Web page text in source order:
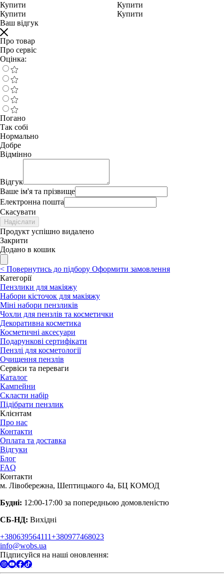
Купити
Купити
Купити
Купити
Ваш відгук
Про товар
Про сервіс
Оцінка:
Погано
Так собі
Нормально
Добре
Відмінно
Відгук
Ваше ім'я та прізвище
Електронна пошта
Скасувати
Надіслати
Продукт успішно видалено
Закрити
Додано в кошик
< Повернутись до підбору Оформити замовлення
Категорії
Пензлики для макіяжу
Набори кісточок для макіяжу
Міні набори пензликів
Чохли для пензлів та косметички
Декоративна косметика
Косметичні аксесуари
Подарункові сертифікати
Пензлі для косметології
Очищення пензлів
Сервіси та переваги
Каталог
Кампейни
Скласти набір
Підібрати пензлик
Клієнтам
Про нас
Контакти
Оплата та доставка
Відгуки
Блог
FAQ
Контакти
м. Лівобережна, Шептицького 4а, БЦ КОМОД
Будні: 12:00-17:00 за попередньою домовленістю
СБ-НД: Вихідні
+380639564111+380977468023
info@wobs.ua
Підписуйся на наші оновлення: